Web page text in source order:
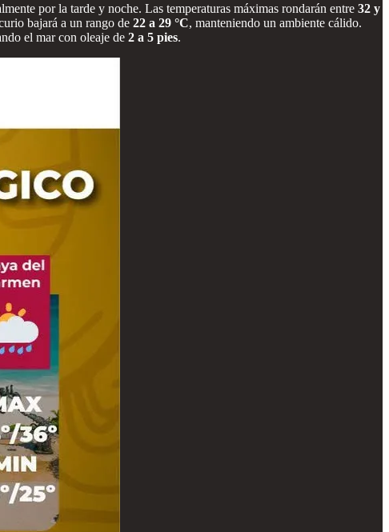
por la tarde y noche. Las temperaturas máximas rondarán entre 32 y
bajará a un rango de 22 a 29 °C, manteniendo un ambiente cálido.
el mar con oleaje de 2 a 5 pies.